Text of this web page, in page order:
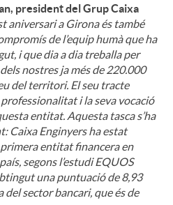
president del Grup Caixa
aniversari a Girona és també
de l’equip humà que ha
i que dia a dia treballa per
nostres ja més de 220.000
del territori. El seu tracte
i la seva vocació
entitat. Aquesta tasca s’ha
Caixa Enginyers ha estat
entitat financera en
segons l’estudi EQUOS
una puntuació de 8,93
sector bancari, que és de